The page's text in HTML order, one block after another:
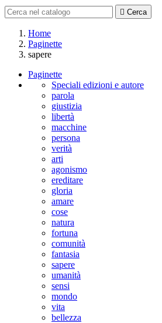
 Cerca
Home
Paginette
sapere
Paginette
Speciali edizioni e autore
parola
giustizia
libertà
macchine
persona
verità
arti
agonismo
ereditare
gloria
amare
cose
natura
fortuna
comunità
fantasia
sapere
umanità
sensi
mondo
vita
bellezza